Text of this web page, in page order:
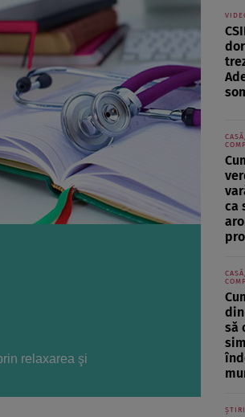
relaxarea şi
ca
să
ȘTIRI